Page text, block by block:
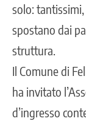
solo:
spostano dai
struttura.
Il Comune di
ha invitato
d’ingresso